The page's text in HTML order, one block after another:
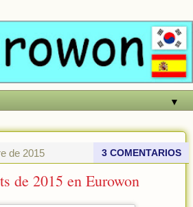
▼
de 2015 3 COMENTARIOS
de 2015 en Eurowon